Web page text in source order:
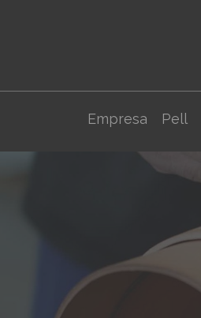
Empresa Pell